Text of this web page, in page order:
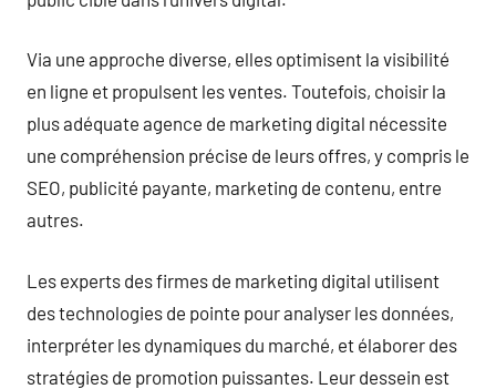
Via une approche diverse, elles optimisent la visibilité
en ligne et propulsent les ventes. Toutefois, choisir la
plus adéquate agence de marketing digital nécessite
une compréhension précise de leurs offres, y compris le
SEO, publicité payante, marketing de contenu, entre
autres.
Les experts des firmes de marketing digital utilisent
des technologies de pointe pour analyser les données,
interpréter les dynamiques du marché, et élaborer des
stratégies de promotion puissantes. Leur dessein est